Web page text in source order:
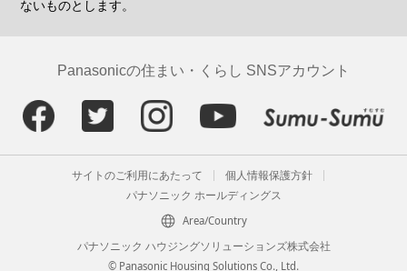
ないものとします。
Panasonicの住まい・くらし SNSアカウント
サイトのご利用にあたって
個人情報保護方針
パナソニック ホールディングス
Area/Country
パナソニック ハウジングソリューションズ株式会社
© Panasonic Housing Solutions Co., Ltd.